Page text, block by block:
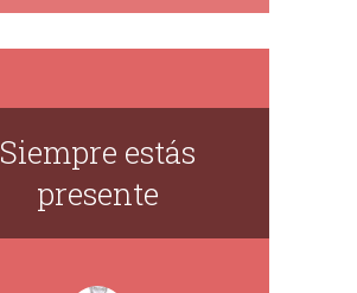
Siempre estás
presente